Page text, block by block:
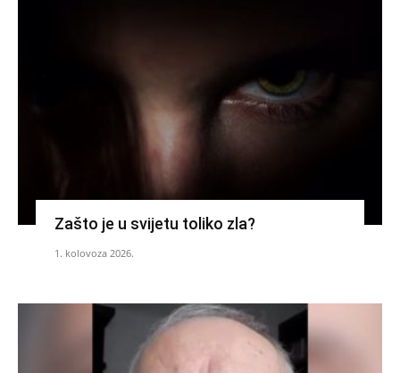
Zašto je u svijetu toliko zla?
1. kolovoza 2026.